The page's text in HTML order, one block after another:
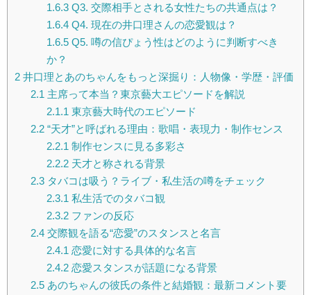
1.6.3Q3. 交際相手とされる女性たちの共通点は？
1.6.4Q4. 現在の井口理さんの恋愛観は？
1.6.5Q5. 噂の信ぴょう性はどのように判断すべき
か？
2 井口理とあのちゃんをもっと深掘り：人物像・学歴・評価
2.1 主席って本当？東京藝大エピソードを解説
2.1.1 東京藝大時代のエピソード
2.2“天才”と呼ばれる理由：歌唱・表現力・制作センス
2.2.1 制作センスに見る多彩さ
2.2.2天才と称される背景
2.3タバコは吸う？ライブ・私生活の噂をチェック
2.3.1 私生活でのタバコ観
2.3.2ファンの反応
2.4交際観を語る“恋愛”のスタンスと名言
2.4.1 恋愛に対する具体的な名言
2.4.2恋愛スタンスが話題になる背景
2.5あのちゃんの彼氏の条件と結婚観：最新コメント要